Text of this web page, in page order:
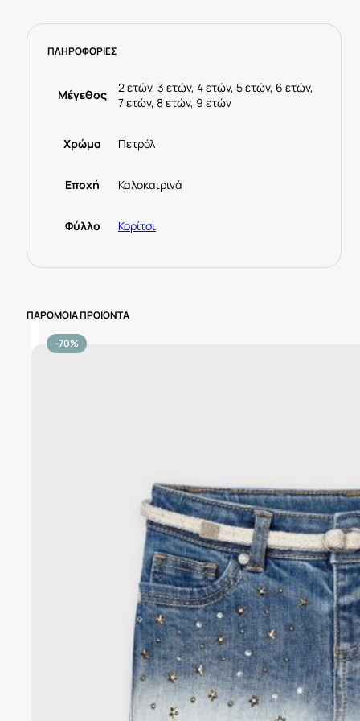
Πετρόλ
ΠΛΗΡΟΦΟΡΙΕΣ
Μέγεθος
2 ετών, 3 ετών, 4 ετών, 5 ετών, 6 ετών,
7 ετών, 8 ετών, 9 ετών
Χρώμα Πετρόλ
Εποχή Καλοκαιρινά
Φύλλο Κορίτσι
ΠΑΡΟΜΟΙΑ ΠΡΟΙΟΝΤΑ
-70%